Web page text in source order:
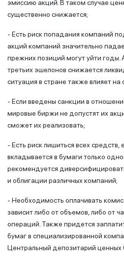
эмиссию акций. В таком случае
существенно снижается;
- Есть риск попадания компаний
акций компаний значительно
прежних позиций могут уйти годы.
третьих эшелонов снижается
ситуация в стране также влияет на
- Если введены санкции в
мировые биржи не допустят их
сможет их реализовать;
- Есть риск лишиться всех средств,
вкладывается в бумаги только
рекомендуется
и облигации различных компаний;
- Необходимость оплачивать
зависит либо от объемов, либо от
операций. Также придется
бумаг в специализированной
Центральный депозитарий ценных